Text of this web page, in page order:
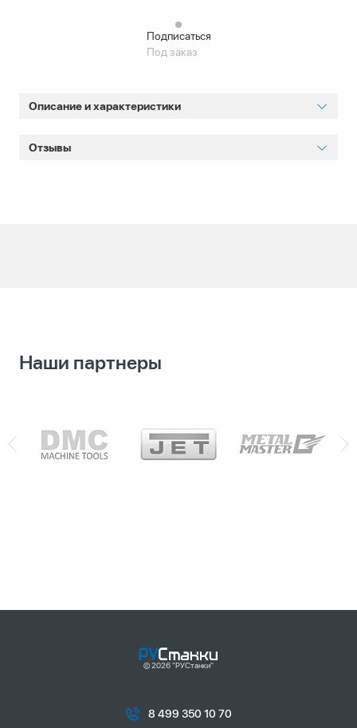
Подписаться
Под заказ
Описание и характеристики
Отзывы
Наши партнеры
© 2026 "РУСтанки"
8 499 350 10 70